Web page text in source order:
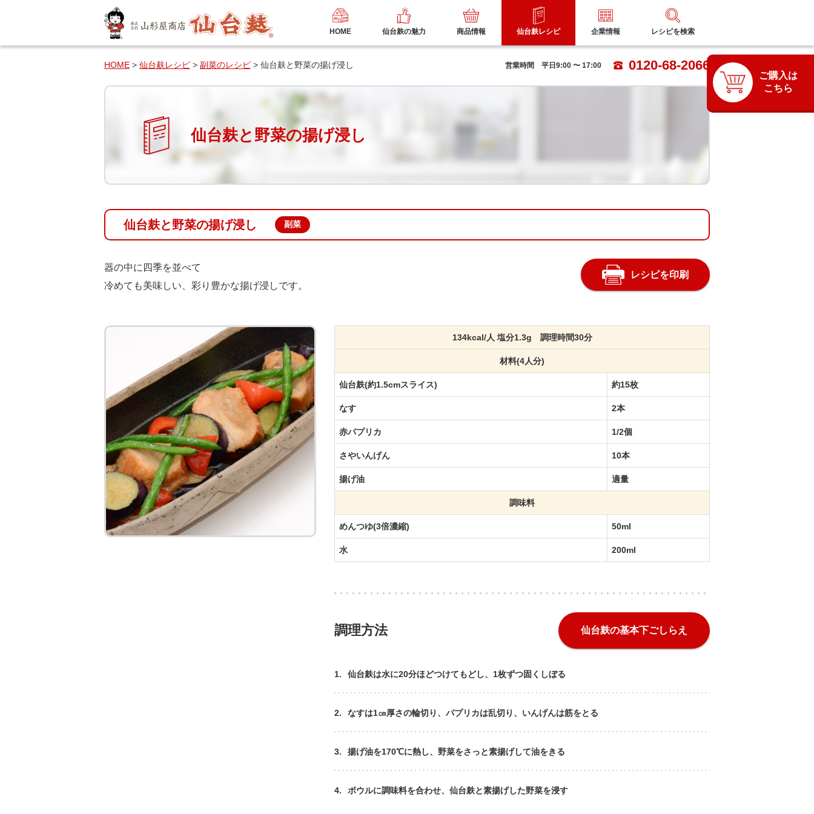
HOME 仙台麸の魅力 商品情報 仙台麸レシピ 企業情報 レシピを検索
HOME > 仙台麸レシピ > 副菜のレシピ > 仙台麸と野菜の揚げ浸し 営業時間 平日9:00 〜 17:00 0120-68-2066
仙台麸と野菜の揚げ浸し
仙台麸と野菜の揚げ浸し 副菜
器の中に四季を並べて
冷めても美味しい、彩り豊かな揚げ浸しです。
レシピを印刷
134kcal/人 塩分1.3g 調理時間30分
材料(4人分)
仙台麸(約1.5cmスライス) 約15枚
なす 2本
赤パプリカ 1/2個
さやいんげん 10本
揚げ油 適量
調味料
めんつゆ(3倍濃縮) 50ml
水 200ml
調理方法 仙台麸の基本下ごしらえ
1. 仙台麸は水に20分ほどつけてもどし、1枚ずつ固くしぼる
2. なすは1㎝厚さの輪切り、パプリカは乱切り、いんげんは筋をとる
3. 揚げ油を170℃に熱し、野菜をさっと素揚げして油をきる
4. ボウルに調味料を合わせ、仙台麸と素揚げした野菜を浸す
ご購入は
こちら